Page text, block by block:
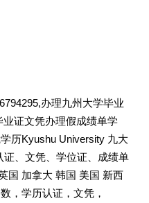
办理九州大学毕业
证文凭办理假成绩单学
历Kyushu University 九大
证、文凭、学位证、成绩单
国 加拿大 韩国 美国 新西
，学历认证，文凭，